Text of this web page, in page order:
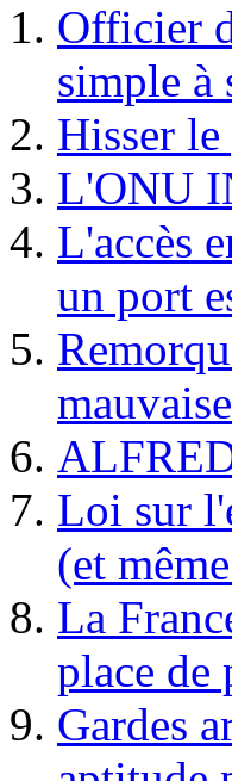
Officier
simple à
Hisser
L'ONU
L'accès
un port
Loi sur
(et
La
place de
Gardes